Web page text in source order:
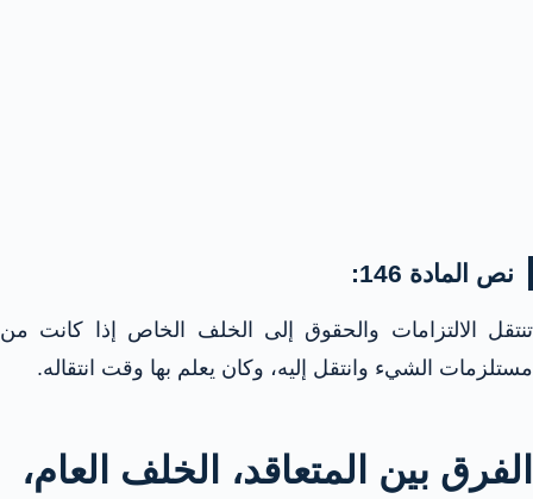
نص المادة 146:
تنتقل الالتزامات والحقوق إلى الخلف الخاص إذا كانت من
مستلزمات الشيء وانتقل إليه، وكان يعلم بها وقت انتقاله.
الفرق بين المتعاقد، الخلف العام،